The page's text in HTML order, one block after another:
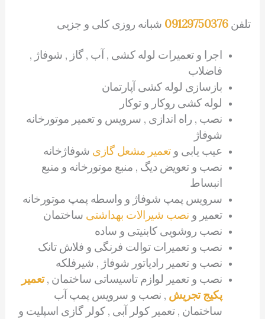
تلفن09129750376 شبانه روزی کلی و جزیی
اجرا و تعمیرات لوله کشی , آب , گاز , شوفاژ ,
فاضلاب
بازسازی لوله کشی آپارتمان
لوله کشی روکار و توکار
نصب , راه اندازی , سرویس و تعمیر موتورخانه
شوفاژ
عیب یابی وتعمیر مشعل گازی شوفاژخانه
نصب و تعویض دیگ , منبع موتورخانه و منبع
انبساط
سرویس پمپ شوفاژ و واسطه پمپ موتورخانه
تعمیر و نصب شیرالات بهداشتی ساختمان
نصب روشویی کابنیتی و ساده
نصب و تعمیرات توالت فرنگی و فلاش تانک
نصب و تعمیر رادیاتور شوفاژ , شیرفلکه
نصب و تعمیر لوازم تاسیساتی ساختمان ,تعمیر
پکیج تجریش , نصب و سرویس پمپ آب
ساختمان , تعمیر کولر آبی , کولر گازی اسپلیت و